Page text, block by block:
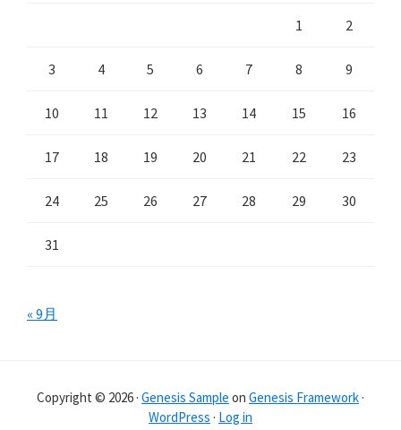
1 2
3 4 5 6 7 8 9
10 11 12 13 14 15 16
17 18 19 20 21 22 23
24 25 26 27 28 29 30
31
« 9月
Copyright © 2026 · Genesis Sample on Genesis Framework ·
WordPress · Log in